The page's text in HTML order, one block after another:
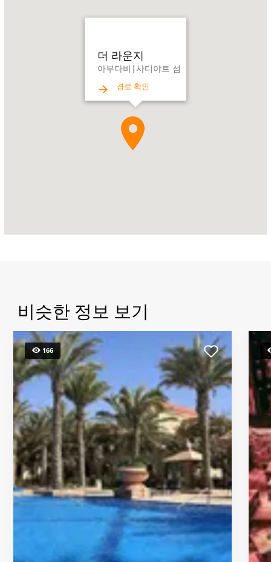
더 라운지
아부다비|사디야트 섬
경로 확인
비슷한 정보 보기
166